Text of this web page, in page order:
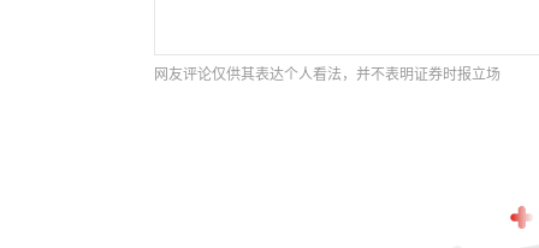
网友评论仅供其表达个人看法，并不表明证券时报立场